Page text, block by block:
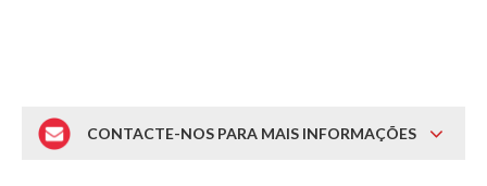
CONTACTE-NOS PARA MAIS INFORMAÇÕES